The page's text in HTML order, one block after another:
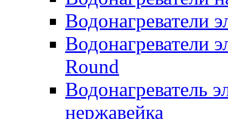
Водонагреватели
Водонагреватели
Round
Водонагреватель
нержавейка